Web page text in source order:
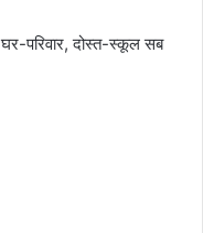
घर-परिवार, दोस्त-स्कूल सब